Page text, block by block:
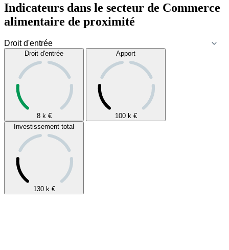
Indicateurs dans le secteur de Commerce
alimentaire de proximité
Droit d'entrée
8 k €
Apport
100 k €
Investissement total
130 k €